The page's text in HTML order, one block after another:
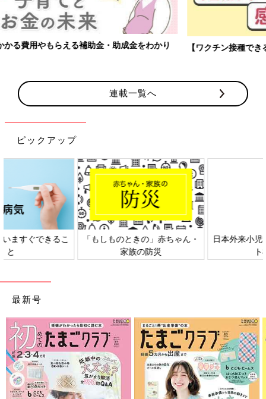
【ワクチン接種できるものも】妊婦の感染症対策、知っておいて！
連載一覧へ
ピックアップ
日本外来小児科学会リーフレッ
六星占術 細木かおりさんの人生
最新号